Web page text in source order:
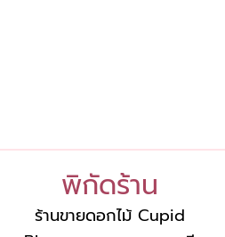
พิกัดร้าน
ร้านขายดอกไม้ Cupid